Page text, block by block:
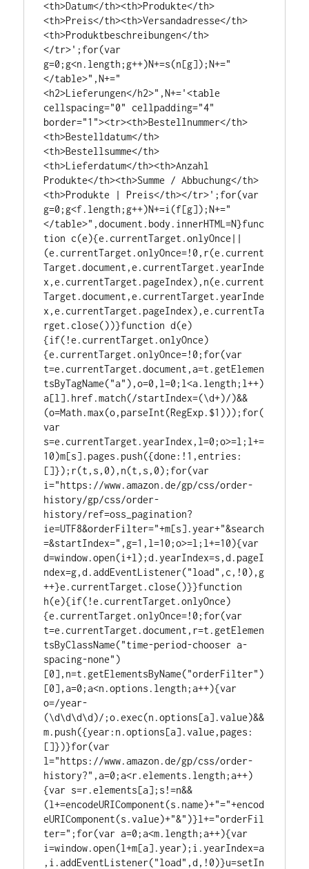
<th>Datum</th><th>Produkte</th>
<th>Preis</th><th>Versandadresse</th>
<th>Produktbeschreibungen</th>
</tr>';for(var
g=0;g<n.length;g++)N+=s(n[g]);N+="
</table>",N+="
<h2>Lieferungen</h2>",N+='<table
cellspacing="0" cellpadding="4"
border="1"><tr><th>Bestellnummer</th>
<th>Bestelldatum</th>
<th>Bestellsumme</th>
<th>Lieferdatum</th><th>Anzahl
Produkte</th><th>Summe / Abbuchung</th>
<th>Produkte | Preis</th></tr>';for(var
g=0;g<f.length;g++)N+=i(f[g]);N+="
</table>",document.body.innerHTML=N}func
tion c(e){e.currentTarget.onlyOnce||
(e.currentTarget.onlyOnce=!0,r(e.current
Target.document,e.currentTarget.yearInde
x,e.currentTarget.pageIndex),n(e.current
Target.document,e.currentTarget.yearInde
x,e.currentTarget.pageIndex),e.currentTa
rget.close())}function d(e)
{if(!e.currentTarget.onlyOnce)
{e.currentTarget.onlyOnce=!0;for(var
t=e.currentTarget.document,a=t.getElemen
tsByTagName("a"),o=0,l=0;l<a.length;l++)
a[l].href.match(/startIndex=(\d+)/)&&
(o=Math.max(o,parseInt(RegExp.$1)));for(
var
s=e.currentTarget.yearIndex,l=0;o>=l;l+=
10)m[s].pages.push({done:!1,entries:
[]});r(t,s,0),n(t,s,0);for(var
i="https://www.amazon.de/gp/css/order-
history/gp/css/order-
history/ref=oss_pagination?
ie=UTF8&orderFilter="+m[s].year+"&search
=&startIndex=",g=1,l=10;o>=l;l+=10){var
d=window.open(i+l);d.yearIndex=s,d.pageI
ndex=g,d.addEventListener("load",c,!0),g
++}e.currentTarget.close()}}function
h(e){if(!e.currentTarget.onlyOnce)
{e.currentTarget.onlyOnce=!0;for(var
t=e.currentTarget.document,r=t.getElemen
tsByClassName("time-period-chooser a-
spacing-none")
[0],n=t.getElementsByName("orderFilter")
[0],a=0;a<n.options.length;a++){var
o=/year-
(\d\d\d\d)/;o.exec(n.options[a].value)&&
m.push({year:n.options[a].value,pages:
[]})}for(var
l="https://www.amazon.de/gp/css/order-
history?",a=0;a<r.elements.length;a++)
{var s=r.elements[a];s!=n&&
(l+=encodeURIComponent(s.name)+"="+encod
eURIComponent(s.value)+"&")}l+="orderFil
ter=";for(var a=0;a<m.length;a++){var
i=window.open(l+m[a].year);i.yearIndex=a
,i.addEventListener("load",d,!0)}u=setIn